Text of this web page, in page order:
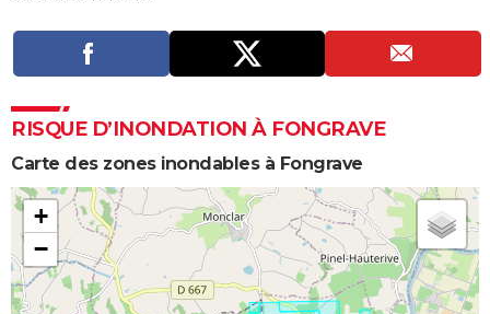
RISQUE D’INONDATION À FONGRAVE
Carte des zones inondables à Fongrave
+
−